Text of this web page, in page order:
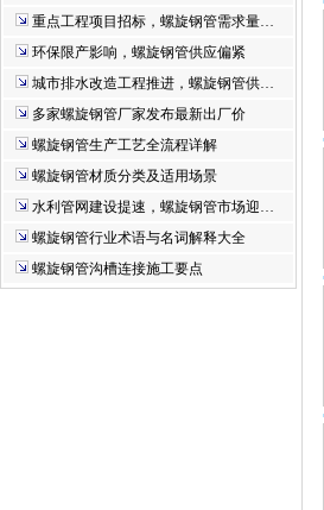
重点工程项目招标，螺旋钢管需求量…
环保限产影响，螺旋钢管供应偏紧
城市排水改造工程推进，螺旋钢管供…
多家螺旋钢管厂家发布最新出厂价
螺旋钢管生产工艺全流程详解
螺旋钢管材质分类及适用场景
水利管网建设提速，螺旋钢管市场迎…
螺旋钢管行业术语与名词解释大全
螺旋钢管沟槽连接施工要点